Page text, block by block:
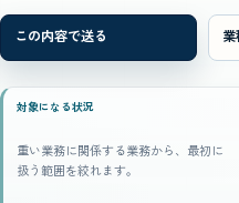
この内容で送る
対象になる状況
重い業務に関係する業務から、最初に
扱う範囲を絞れます。